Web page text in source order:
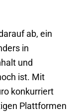
ab, ein
in
und
ist. Mit
konkurriert
Plattformen